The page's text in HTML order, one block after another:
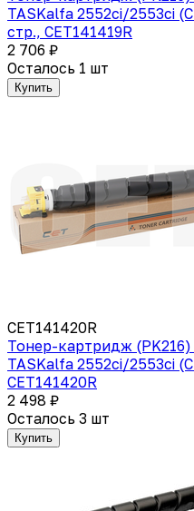
TASKalfa 2552ci/2553ci
стр., CET141419R
2 706 ₽
Осталось 1 шт
Купить
CET141420R
Тонер-картридж (PK216)
TASKalfa 2552ci/2553ci
CET141420R
2 498 ₽
Осталось 3 шт
Купить